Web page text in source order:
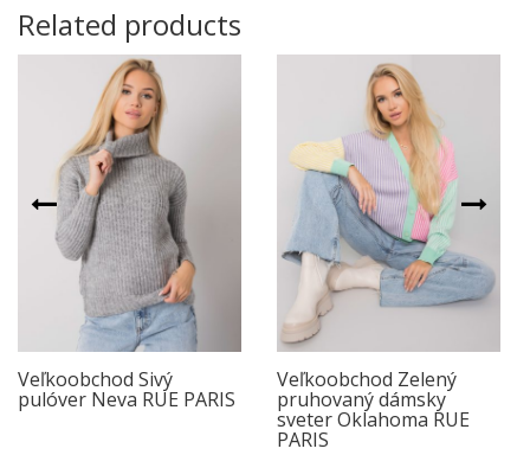
Related products
Veľkoobchod Sivý
pulóver Neva RUE PARIS
Veľkoobchod Zelený
pruhovaný dámsky
sveter Oklahoma RUE
PARIS